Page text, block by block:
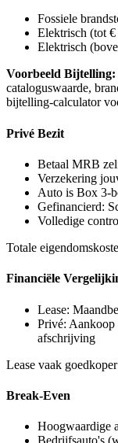
Fossiele
Elektrisch (tot
Elektrisch
Voorbeeld Bijtelling:
cataloguswaarde,
bijtelling-calculator
Privé Bezit
Betaal MRB
Verzekering
Auto is Box 3-
Gefinancierd:
Volledige
Totale
Financiële
Lease:
Privé:
afschrijving
Lease vaak
Break-Even
Hoogwaardige
Bedrijfsauto's